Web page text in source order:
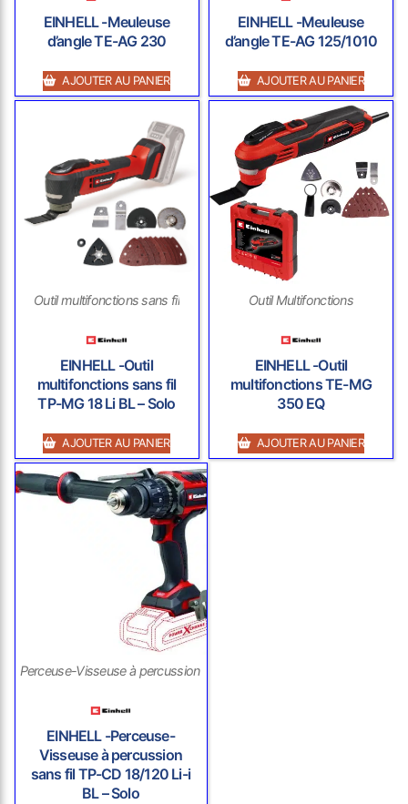
EINHELL -Meuleuse
d’angle TE-AG 230
AJOUTER AU PANIER
EINHELL -Meuleuse
d’angle TE-AG 125/1010
AJOUTER AU PANIER
Outil multifonctions sans fil
EINHELL -Outil
multifonctions sans fil
TP-MG 18 Li BL – Solo
AJOUTER AU PANIER
Outil Multifonctions
EINHELL -Outil
multifonctions TE-MG
350 EQ
AJOUTER AU PANIER
Perceuse-Visseuse à percussion sans fil
EINHELL -Perceuse-
Visseuse à percussion
sans fil TP-CD 18/120 Li-i
BL – Solo